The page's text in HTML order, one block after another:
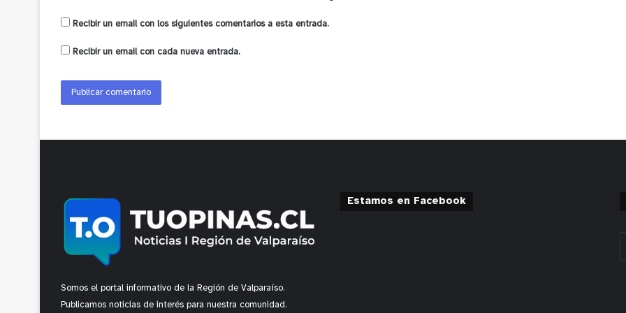
Recibir un email con los siguientes comentarios a esta entrada.
Recibir un email con cada nueva entrada.
Somos el portal informativo de la Región de Valparaíso.
Publicamos noticias de interés para nuestra comunidad.
Estamos en Facebook